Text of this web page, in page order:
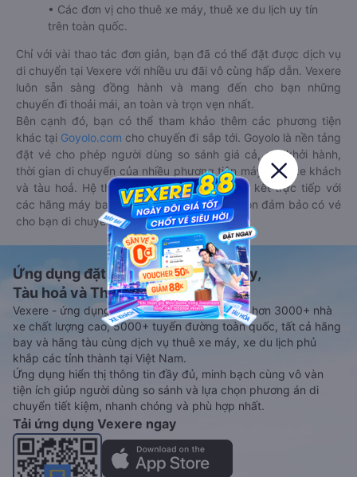
• Các đơn vị cho thuê xe máy, thuê xe du lịch uy tín
trên toàn quốc.
Chỉ với vài thao tác đơn giản, bạn đã có thể đặt được dịch vụ
di chuyển tại Vexere với nhiều ưu đãi vô cùng hấp dẫn. Vexere
luôn sẵn sàng đồng hành và mang đến cho bạn những
chuyến đi thoải mái, an toàn và trọn vẹn nhất.
Bên cạnh đó, bạn có thể tham khảo thêm các phương tiện
khác tại Goyolo.com cho chuyến đi sắp tới. Goyolo là nền tảng
đặt vé cho phép người dùng so sánh giá cả, giờ khởi hành,
thời gian di chuyển của nhiều phương tiện máy bay, xe khách
và tàu hoả. Hệ thống của Goyolo được liên kết trực tiếp với
các hãng máy bay, xe khách và tàu hoả, luôn đảm bảo có vé
cho bạn di chuyển.
Ứng dụng đặt vé Xe khách, Máy bay,
Tàu hoả và Thuê xe
Vexere - ứng dụng đặt vé đa phương tiện với hơn 3000+ nhà
xe chất lượng cao, 5000+ tuyến đường toàn quốc, tất cả hãng
bay và hãng tàu cùng dịch vụ thuê xe máy, xe du lịch phủ
khắp các tỉnh thành tại Việt Nam.
Ứng dụng hiển thị thông tin đầy đủ, minh bạch cùng vô vàn
tiện ích giúp người dùng so sánh và lựa chọn phương án di
chuyển tiết kiệm, nhanh chóng và phù hợp nhất.
Tải ứng dụng Vexere ngay